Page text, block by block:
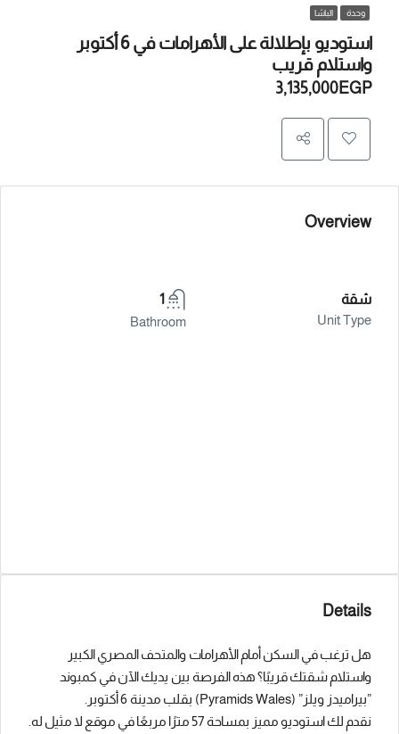
وحدة الباشا
استوديو بإطلالة على الأهرامات في 6 أكتوبر
واستلام قريب
3,135,000EGP
Overview
شقة
Unit Type
1
Bathroom
Details
هل ترغب في السكن أمام الأهرامات والمتحف المصري الكبير
واستلام شقتك قريبًا؟ هذه الفرصة بين يديك الآن في كمبوند
”بيراميدز ويلز” (Pyramids Wales) بقلب مدينة 6 أكتوبر.
نقدم لك استوديو مميز بمساحة 57 مترًا مربعًا في موقع لا مثيل له.